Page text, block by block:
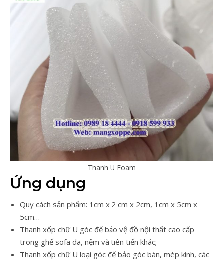
Thanh U Foam
Ứng dụng
Quy cách sản phẩm: 1cm x 2 cm x 2cm, 1cm x 5cm x
5cm…
Thanh xốp chữ U góc để bảo vệ đồ nội thất cao cấp
trong ghế sofa da, nệm và tiên tiến khác;
Thanh xốp chữ U loại góc để bảo góc bàn, mép kính, các